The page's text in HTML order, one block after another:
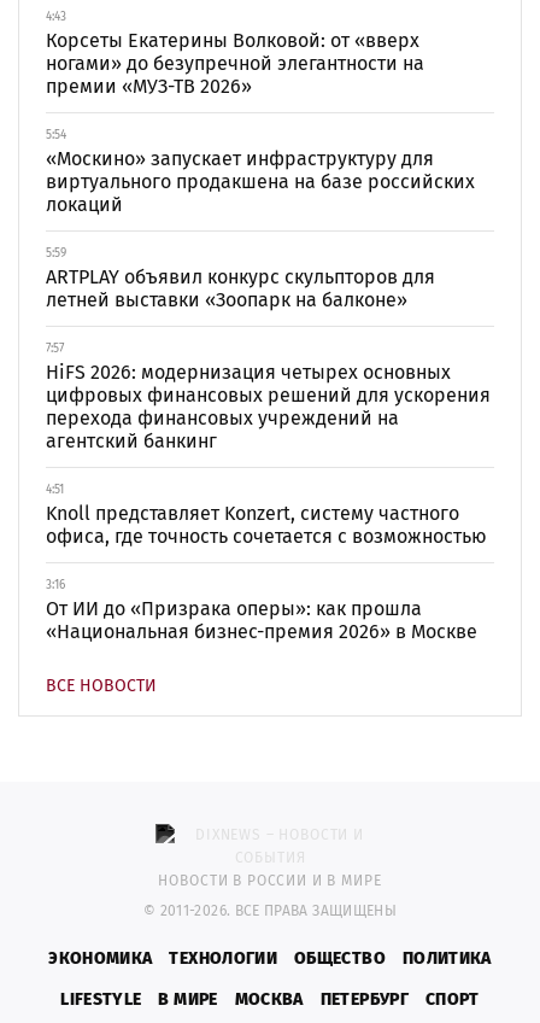
4:43
Корсеты Екатерины Волковой: от «вверх
ногами» до безупречной элегантности на
премии «МУЗ-ТВ 2026»
5:54
«Москино» запускает инфраструктуру для
виртуального продакшена на базе российских
локаций
5:59
ARTPLAY объявил конкурс скульпторов для
летней выставки «Зоопарк на балконе»
7:57
HiFS 2026: модернизация четырех основных
цифровых финансовых решений для ускорения
перехода финансовых учреждений на
агентский банкинг
4:51
Knoll представляет Konzert, систему частного
офиса, где точность сочетается с возможностью
3:16
От ИИ до «Призрака оперы»: как прошла
«Национальная бизнес-премия 2026» в Москве
ВСЕ НОВОСТИ
НОВОСТИ В РОССИИ И В МИРЕ
© 2011-2026. ВСЕ ПРАВА ЗАЩИЩЕНЫ
ЭКОНОМИКА ТЕХНОЛОГИИ ОБЩЕСТВО
ПОЛИТИКА
LIFESTYLE
В МИРЕ МОСКВА ПЕТЕРБУРГ СПОРТ